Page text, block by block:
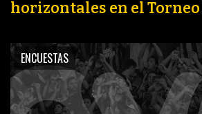
horizontales en el
ENCUESTAS